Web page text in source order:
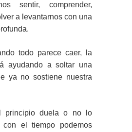
sentir, comprender,
a levantarnos con una
todo parece caer, la
ayudando a soltar una
ya no sostiene nuestra
principio duela o no lo
con el tiempo podemos